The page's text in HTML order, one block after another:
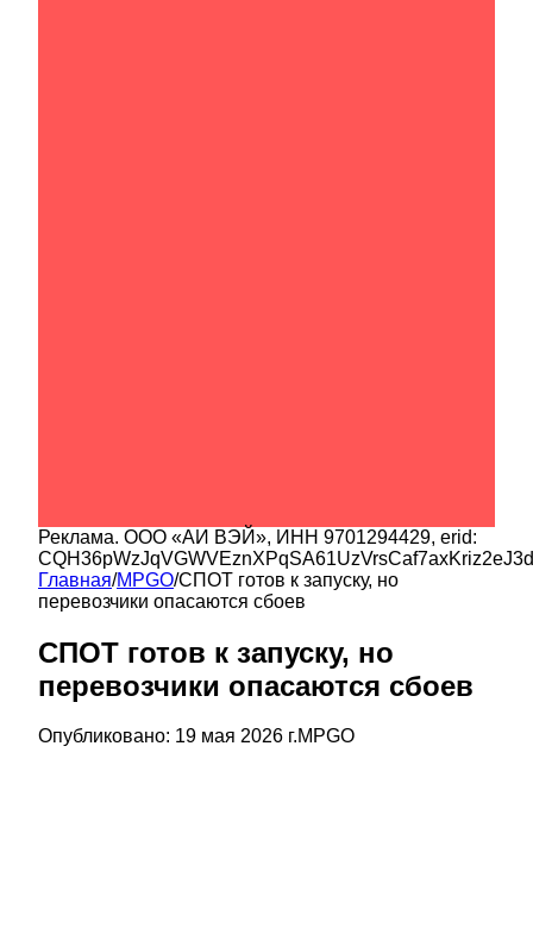
Реклама. ООО «АИ ВЭЙ», ИНН 9701294429, erid:
Главная/MPGO/СПОТ готов к запуску, но
перевозчики опасаются сбоев
СПОТ готов к запуску, но
перевозчики опасаются сбоев
Опубликовано: 19 мая 2026 г.MPGO